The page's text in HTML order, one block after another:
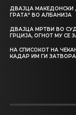
ДВАЈЦА МАКЕДОНСКИ
ГРАТА“ ВО АЛБАНИЈА
ДВАЈЦА МРТВИ ВО
ГРЦИЈА, ОГНОТ МУ СЕ
НА СПИСОКОТ НА
КАДАР ИМ ГИ